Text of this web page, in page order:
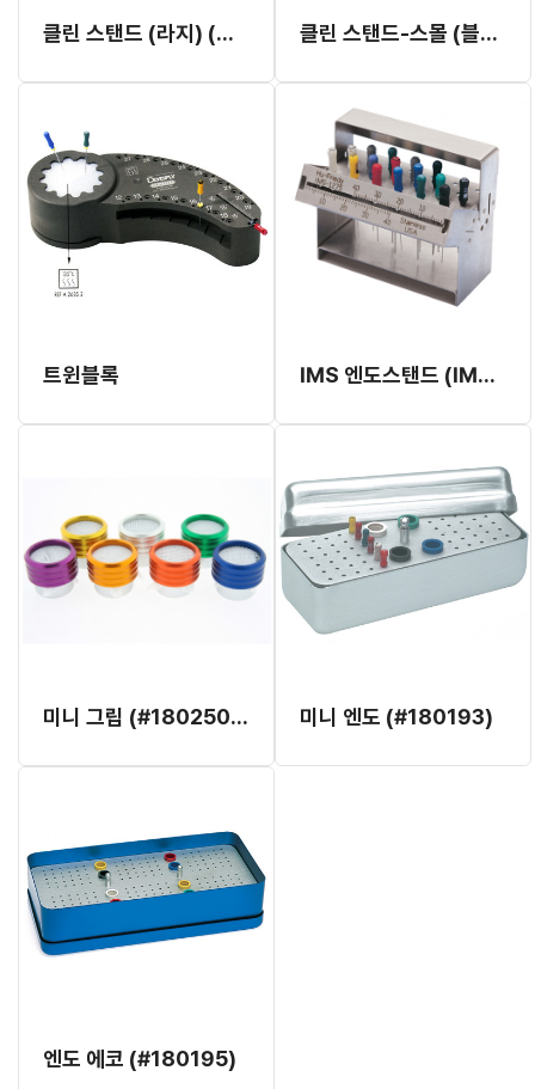
클린 스탠드 (라지) (개별발주, 1~2달이상 소요예정, 취소교환반품불가) 클린 스탠드-스몰 (블랙)
트윈블록 IMS 엔도스탠드 (IMS1275)
미니 그립 (#180250-1) (개별발주, 2,3달 정도소요) 미니 엔도 (#180193)
엔도 에코 (#180195)